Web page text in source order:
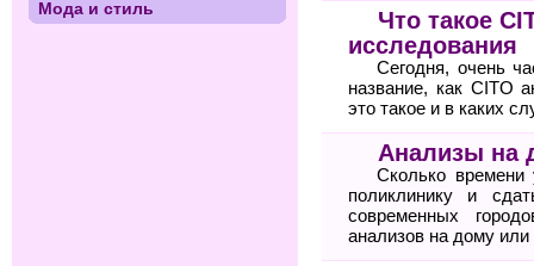
Что такое
исследования
Сегодня, очень
название, как CITO
это такое и в каких
Анализы на
Сколько
поликлинику и
современных
анализов на дому
Мода и стиль